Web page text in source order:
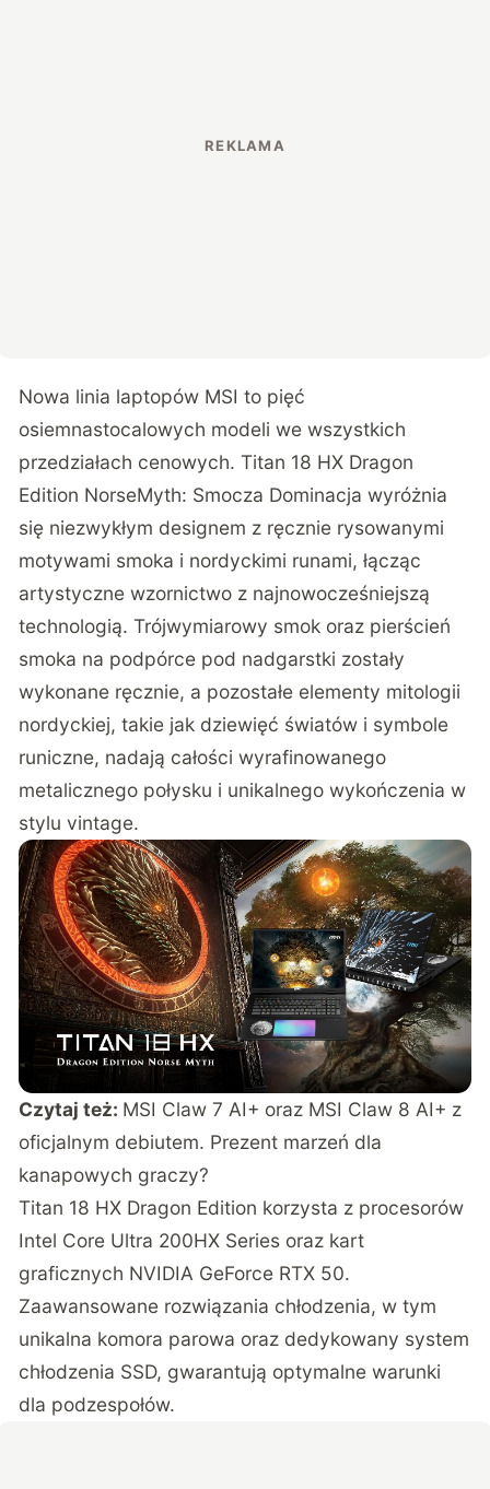
Nowa linia laptopów MSI to pięć
osiemnastocalowych modeli we wszystkich
przedziałach cenowych. Titan 18 HX Dragon
Edition NorseMyth: Smocza Dominacja wyróżnia
się niezwykłym designem z ręcznie rysowanymi
motywami smoka i nordyckimi runami, łącząc
artystyczne wzornictwo z najnowocześniejszą
technologią. Trójwymiarowy smok oraz pierścień
smoka na podpórce pod nadgarstki zostały
wykonane ręcznie, a pozostałe elementy mitologii
nordyckiej, takie jak dziewięć światów i symbole
runiczne, nadają całości wyrafinowanego
metalicznego połysku i unikalnego wykończenia w
stylu vintage.
Czytaj też: MSI Claw 7 AI+ oraz MSI Claw 8 AI+ z
oficjalnym debiutem. Prezent marzeń dla
kanapowych graczy?
Titan 18 HX Dragon Edition korzysta z procesorów
Intel Core Ultra 200HX Series oraz kart
graficznych NVIDIA GeForce RTX 50.
Zaawansowane rozwiązania chłodzenia, w tym
unikalna komora parowa oraz dedykowany system
chłodzenia SSD, gwarantują optymalne warunki
dla podzespołów.